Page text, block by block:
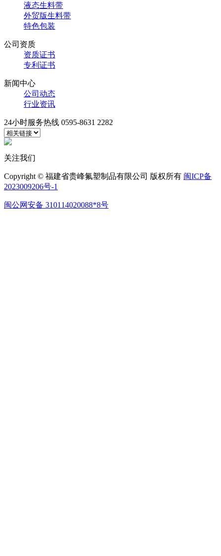
液态生料带
外贸版生料带
特色包装
公司资质
资质证书
专利证书
新闻中心
公司动态
行业资讯
24小时服务热线 0595-8631 2282
关注我们
Copyright © 福建省贵峰氟塑制品有限公司 版权所有 闽ICP备
2023009206号-1
闽公网安备 310114020088*8号